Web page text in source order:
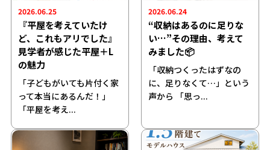
2026.06.25
『平屋を考えていたけ
ど、これもアリでした』
見学者が感じた平屋＋L
の魅力
「子どもがいても片付く家
って本当にあるんだ！」
「平屋を考え...
2026.06.24
“収納はあるのに足りな
い…”その理由、考えて
みました📦
「収納つくったはずなの
に、足りなくて…」という
声から 「思っ...